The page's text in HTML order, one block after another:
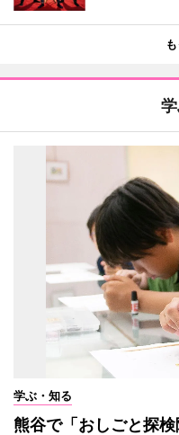
学ぶ・知る
熊谷で「おしごと探